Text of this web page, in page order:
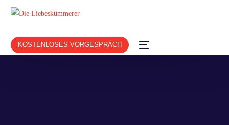
KOSTENLOSES VORGESPRÄCH